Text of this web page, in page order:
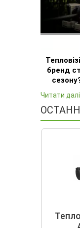
бренд
Читати